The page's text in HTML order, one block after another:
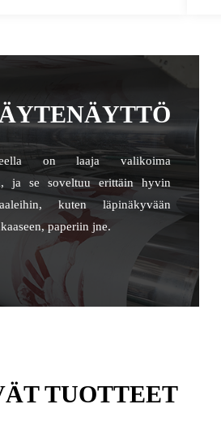
on laaja valikoima
ja se soveltuu erittäin hyvin
kuten läpinäkyvään
paperiin jne.
TUOTTEET